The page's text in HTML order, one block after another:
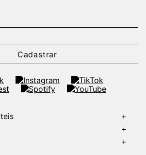
Cadastrar
+
+
+